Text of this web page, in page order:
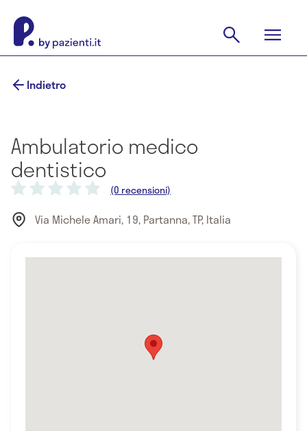
Indietro
Ambulatorio medico
dentistico
(0 recensioni)
Via Michele Amari, 19, Partanna, TP, Italia